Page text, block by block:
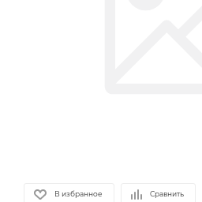
В избранное Сравнить